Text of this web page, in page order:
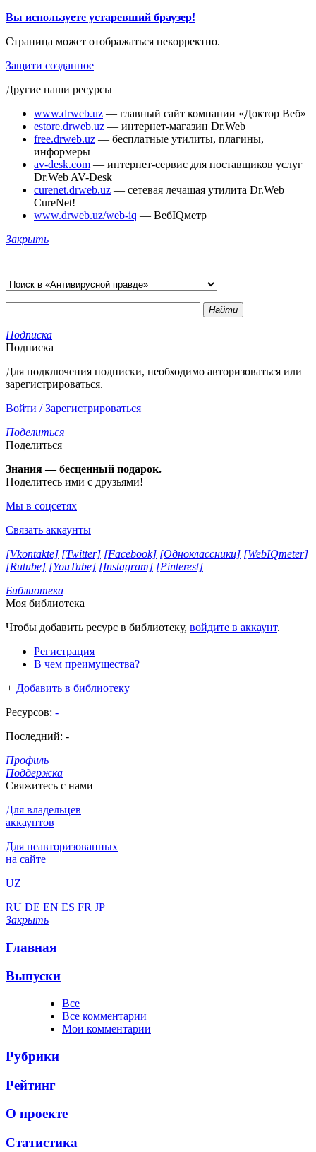
Вы используете устаревший браузер!
Страница может отображаться некорректно.
Защити созданное
Другие наши ресурсы
www.drweb.uz — главный сайт компании «Доктор Веб»
estore.drweb.uz — интернет-магазин Dr.Web
free.drweb.uz — бесплатные утилиты, плагины,
информеры
av-desk.com — интернет-сервис для поставщиков услуг
Dr.Web AV-Desk
curenet.drweb.uz — сетевая лечащая утилита Dr.Web
CureNet!
www.drweb.uz/web-iq — ВебIQметр
Закрыть
Найти
Подписка
Подписка
Для подключения подписки, необходимо авторизоваться или
зарегистрироваться.
Войти / Зарегистрироваться
Поделиться
Поделиться
Знания — бесценный подарок.
Поделитесь ими с друзьями!
Мы в соцсетях
Связать аккаунты
[Vkontakte] [Twitter] [Facebook] [Одноклассники] [WebIQmeter]
[Rutube] [YouTube] [Instagram] [Pinterest]
Библиотека
Моя библиотека
Чтобы добавить ресурс в библиотеку, войдите в аккаунт.
Регистрация
В чем преимущества?
+ Добавить в библиотеку
Ресурсов: -
Последний: -
Профиль
Поддержка
Свяжитесь с нами
Для владельцев
аккаунтов
Для неавторизованных
на сайте
UZ
RU DE EN ES FR JP
Закрыть
Главная
Выпуски
Все
Все комментарии
Мои комментарии
Рубрики
Рейтинг
О проекте
Статистика